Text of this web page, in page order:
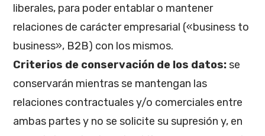
liberales, para poder entablar o mantener
relaciones de carácter empresarial («business to
business», B2B) con los mismos.
Criterios de conservación de los datos:se
conservarán mientras se mantengan las
relaciones contractuales y/o comerciales entre
ambas partes y no se solicite su supresión y, en